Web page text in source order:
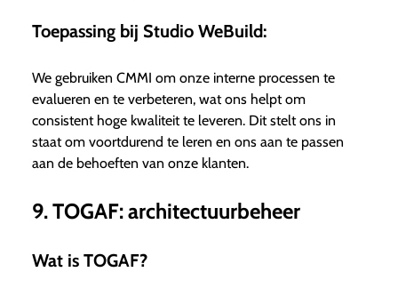
Toepassing bij Studio WeBuild:
We gebruiken CMMI om onze interne processen te
evalueren en te verbeteren, wat ons helpt om
consistent hoge kwaliteit te leveren. Dit stelt ons in
staat om voortdurend te leren en ons aan te passen
aan de behoeften van onze klanten.
9. TOGAF: architectuurbeheer
Wat is TOGAF?